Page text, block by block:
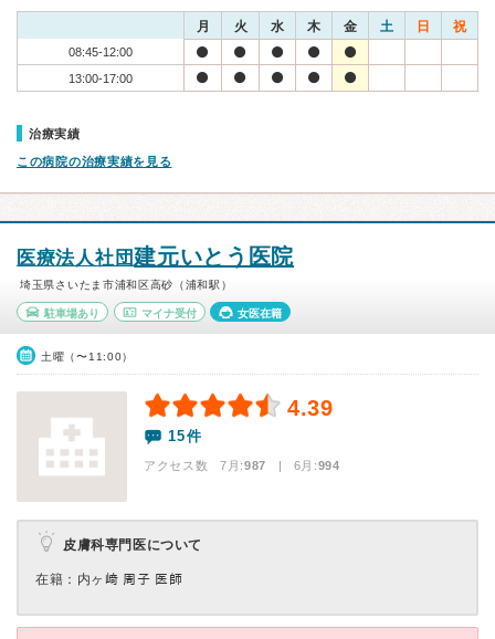
月 火 水 木 金 土 日 祝
08:45-12:00
13:00-17:00
治療実績
この病院の治療実績を見る
医療法人社団建元いとう医院
埼玉県さいたま市浦和区高砂（浦和駅）
駐車場あり マイナ受付 女医在籍
土曜（〜11:00）
4.39
15件
アクセス数 7月:987 | 6月:994
皮膚科専門医について
在籍：内ヶ﨑 周子 医師